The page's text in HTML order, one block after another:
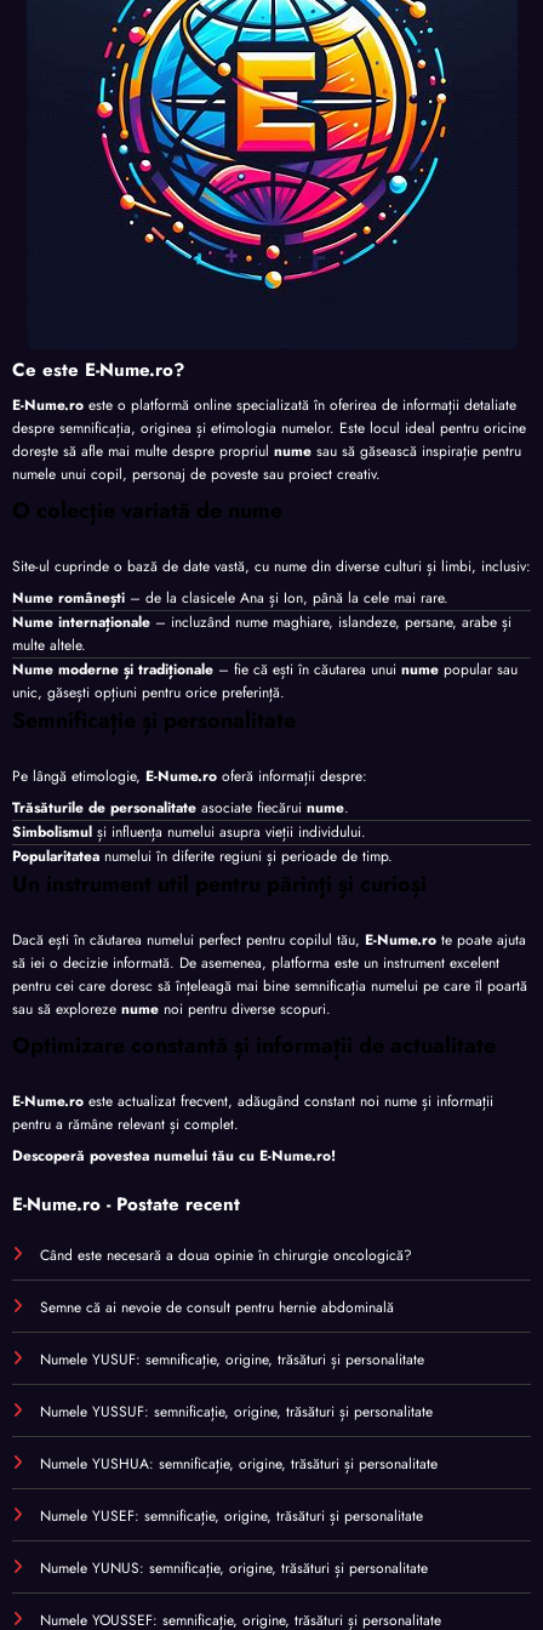
te
te
Ce este E-Nume.ro?
E-Nume.ro este o platformă online specializată în oferirea de informații detaliate
despre semnificația, originea și etimologia numelor. Este locul ideal pentru oricine
dorește să afle mai multe despre propriul nume sau să găsească inspirație pentru
numele unui copil, personaj de poveste sau proiect creativ.
O colecție variată de nume
Site-ul cuprinde o bază de date vastă, cu nume din diverse culturi și limbi, inclusiv:
Nume românești – de la clasicele Ana și Ion, până la cele mai rare.
Nume internaționale – incluzând nume maghiare, islandeze, persane, arabe și
multe altele.
Nume moderne și tradiționale – fie că ești în căutarea unui nume popular sau
unic, găsești opțiuni pentru orice preferință.
Semnificație și personalitate
Pe lângă etimologie, E-Nume.ro oferă informații despre:
Trăsăturile de personalitate asociate fiecărui nume.
Simbolismul și influența numelui asupra vieții individului.
Popularitatea numelui în diferite regiuni și perioade de timp.
Un instrument util pentru părinți și curioși
Dacă ești în căutarea numelui perfect pentru copilul tău, E-Nume.ro te poate ajuta
să iei o decizie informată. De asemenea, platforma este un instrument excelent
pentru cei care doresc să înțeleagă mai bine semnificația numelui pe care îl poartă
sau să exploreze nume noi pentru diverse scopuri.
Optimizare constantă și informații de actualitate
E-Nume.ro este actualizat frecvent, adăugând constant noi nume și informații
pentru a rămâne relevant și complet.
Descoperă povestea numelui tău cu E-Nume.ro!
E-Nume.ro - Postate recent
Când este necesară a doua opinie în chirurgie oncologică?
Semne că ai nevoie de consult pentru hernie abdominală
Numele YUSUF: semnificație, origine, trăsături și personalitate
Numele YUSSUF: semnificație, origine, trăsături și personalitate
Numele YUSHUA: semnificație, origine, trăsături și personalitate
Numele YUSEF: semnificație, origine, trăsături și personalitate
Numele YUNUS: semnificație, origine, trăsături și personalitate
Numele YOUSSEF: semnificație, origine, trăsături și personalitate